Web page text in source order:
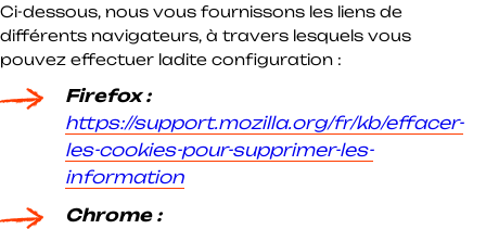
Ci-dessous, nous vous fournissons les liens de
différents navigateurs, à travers lesquels vous
pouvez effectuer ladite configuration :
Firefox :
https://support.mozilla.org/fr/kb/effacer-
les-cookies-pour-supprimer-les-
information
Chrome :